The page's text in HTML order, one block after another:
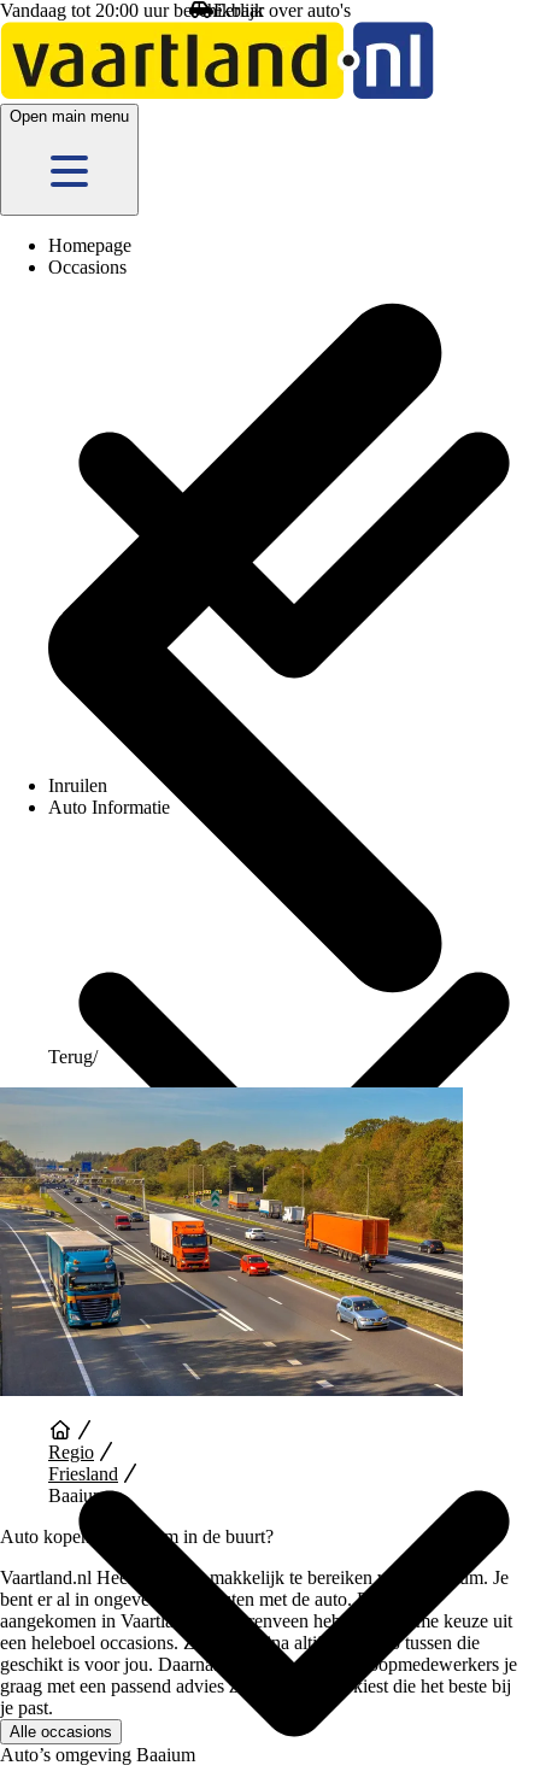
Vandaag tot 20:00 uur beschikbaar
Open main menu
Homepage
Occasions
Inruilen
Auto Informatie
Auto Diensten
Terug/
Regio
Friesland
Baaium
Auto kopen bij Baaium in de buurt?
Vaartland.nl Heerenveen is makkelijk te bereiken vanaf Baaium. Je
bent er al in ongeveer 35 minuten met de auto. Eenmaal
aangekomen in Vaartland.nl Heerenveen heb je een ruime keuze uit
een heleboel occasions. Zo zit er bijna altijd een auto tussen die
geschikt is voor jou. Daarnaast helpen onze verkoopmedewerkers je
graag met een passend advies zodat je de auto kiest die het beste bij
je past.
Alle occasions
Auto’s omgeving Baaium